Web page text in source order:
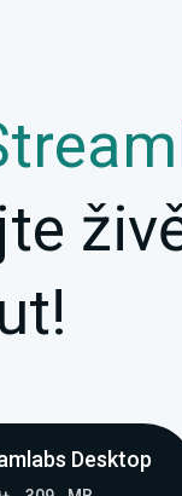
Desktop